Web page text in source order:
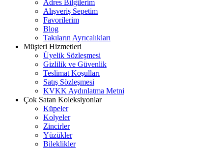
Adres Bilgilerim
Alışveriş Sepetim
Favorilerim
Blog
Takıların Ayrıcalıkları
Müşteri Hizmetleri
Üyelik Sözleşmesi
Gizlilik ve Güvenlik
Teslimat Koşulları
Satış Sözleşmesi
KVKK Aydınlatma Metni
Çok Satan Koleksiyonlar
Küpeler
Kolyeler
Zincirler
Yüzükler
Bileklikler